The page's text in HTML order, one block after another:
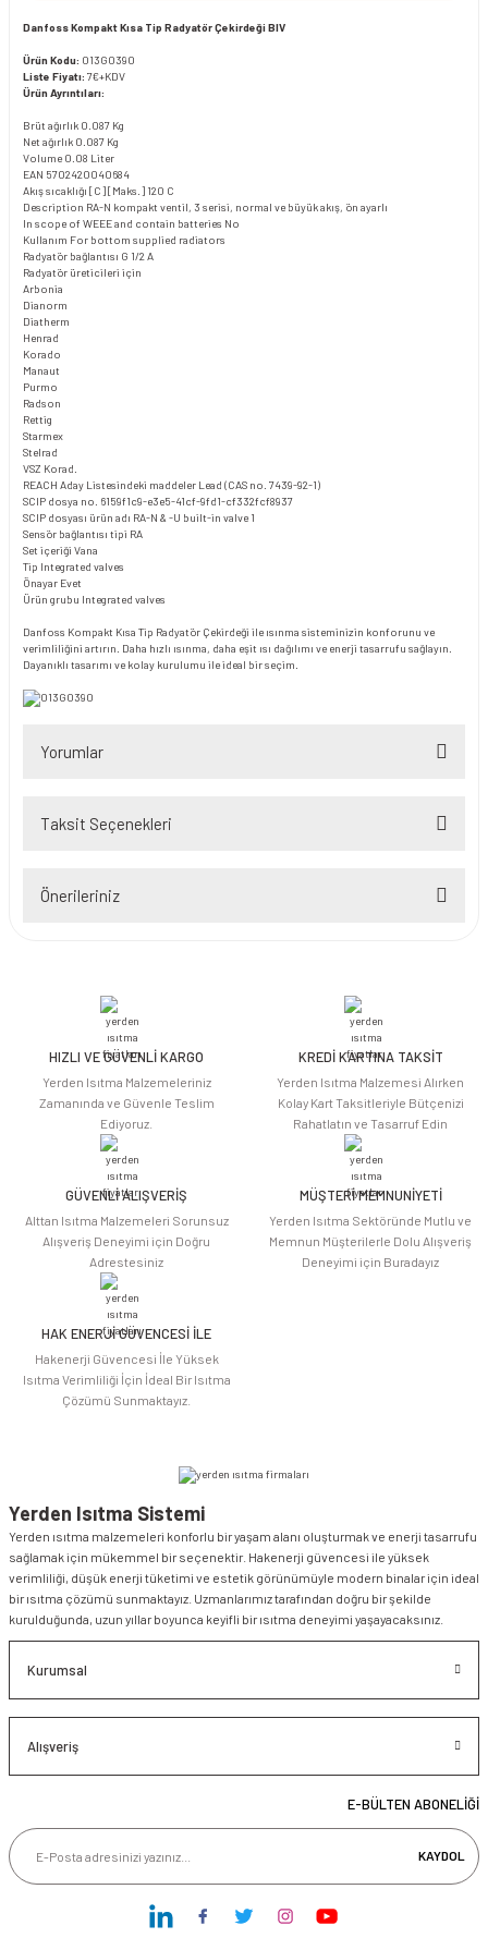
DanfossKompaktKısa Tip Radyatör Çekirdeği BIV
Ürün Kodu: 013G0390
Liste Fiyatı: 7€+KDV
Ürün Ayrıntıları:
Brüt ağırlık 0.087 Kg
Net ağırlık 0.087 Kg
Volume 0.08 Liter
EAN 5702420040684
Akış sıcaklığı [C] [Maks.] 120 C
Description RA-N kompakt ventil, 3 serisi, normal ve büyük akış, ön ayarlı
In scope of WEEE and contain batteries No
Kullanım For bottom supplied radiators
Radyatör bağlantısı G 1/2 A
Radyatör üreticileri için
Arbonia
Dianorm
Diatherm
Henrad
Korado
Manaut
Purmo
Radson
Rettig
Starmex
Stelrad
VSZ Korad.
REACH Aday Listesindeki maddeler Lead (CAS no. 7439-92-1)
SCIP dosya no. 6159f1c9-e3e5-41cf-9fd1-cf332fcf8937
SCIP dosyası ürün adı RA-N & -U built-in valve 1
Sensör bağlantısı tipi RA
Set içeriği Vana
Tip Integrated valves
Önayar Evet
Ürün grubu Integrated valves
Danfoss Kompakt Kısa Tip Radyatör Çekirdeği ile ısınma sisteminizin konforunu ve
verimliliğini artırın. Daha hızlı ısınma, daha eşit ısı dağılımı ve enerji tasarrufu sağlayın.
Dayanıklı tasarımı ve kolay kurulumu ile ideal bir seçim.
Yorumlar
Taksit Seçenekleri
Önerileriniz
iletebilirsiniz.
Görüş ve önerileriniz için teşekkür ederiz.
Ürün açıklamasında eksik bilgiler bulunuyor.
Ürün bilgilerinde hatalar bulunuyor.
Ürün fiyatı diğer sitelerden daha pahalı.
Bu ürüne benzer farklı alternatifler olmalı.
HIZLI VE GÜVENLİ KARGO
Yerden Isıtma Malzemeleriniz
Zamanında ve Güvenle Teslim
Ediyoruz.
KREDİ KARTINA TAKSİT
Yerden Isıtma Malzemesi Alırken
Kolay Kart Taksitleriyle Bütçenizi
Rahatlatın ve Tasarruf Edin
GÜVENLİ ALIŞVERİŞ
Alttan Isıtma Malzemeleri Sorunsuz
Alışveriş Deneyimi için Doğru
Adrestesiniz
MÜŞTERİ MEMNUNİYETİ
Yerden Isıtma Sektöründe Mutlu ve
Memnun Müşterilerle Dolu Alışveriş
Deneyimi için Buradayız
HAK ENERJİ GÜVENCESİ İLE
Hakenerji Güvencesi İle Yüksek
Isıtma Verimliliği İçin İdeal Bir Isıtma
Çözümü Sunmaktayız.
Yerden Isıtma Sistemi
Yerden ısıtma malzemeleri konforlu bir yaşam alanı oluşturmak ve enerji tasarrufu
sağlamak için mükemmel bir seçenektir. Hakenerji güvencesi ile yüksek
verimliliği, düşük enerji tüketimi ve estetik görünümüyle modern binalar için ideal
bir ısıtma çözümü sunmaktayız. Uzmanlarımız tarafından doğru bir şekilde
kurulduğunda, uzun yıllar boyunca keyifli bir ısıtma deneyimi yaşayacaksınız.
Kurumsal
Alışveriş
E-BÜLTEN ABONELİĞİ
KAYDOL